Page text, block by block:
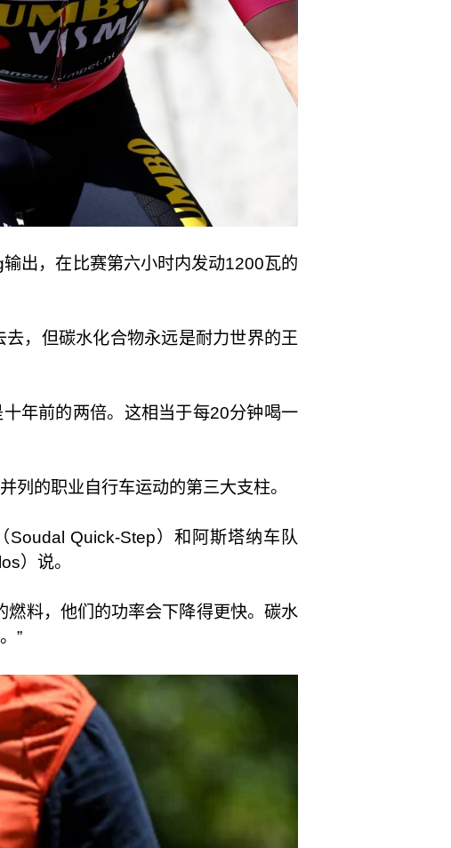
出，在比赛第六小时内发动1200瓦的
，但碳水化合物永远是耐力世界的王
年前的两倍。这相当于每20分钟喝一
列的职业自行车运动的第三大支柱。
Quick-Step）和阿斯塔纳车队
）说。
料，他们的功率会下降得更快。碳水
”